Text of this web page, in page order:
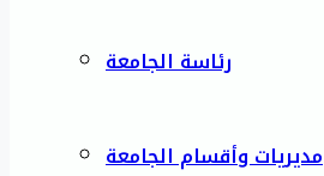
رئاسة الجامعة
مديريات وأقسام الجامعة